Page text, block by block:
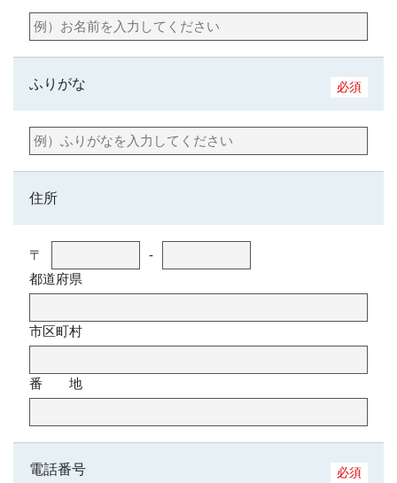
ふりがな 必須
住所
〒
‐
都道府県
市区町村
番 地
電話番号 必須